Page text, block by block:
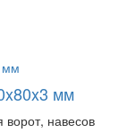
мм
навесов